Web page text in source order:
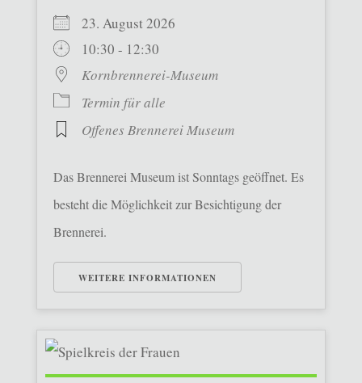
23. August 2026
10:30 - 12:30
Kornbrennerei-Museum
Termin für alle
Offenes Brennerei Museum
Das Brennerei Museum ist Sonntags geöffnet. Es
besteht die Möglichkeit zur Besichtigung der
Brennerei.
WEITERE INFORMATIONEN